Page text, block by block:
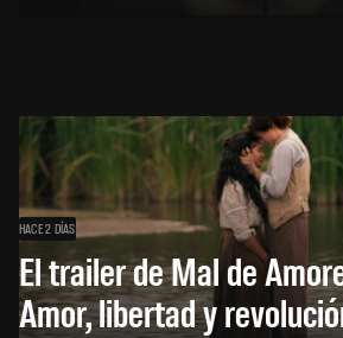
HACE 2 DÍAS
El trailer de Mal de
Amor, libertad y